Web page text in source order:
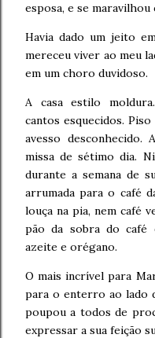
esposa, e se
Havia dado um jeito
mereceu viver ao meu
em um choro duvidoso.
A casa estilo
cantos esquecidos.
avesso desconhecido.
missa de sétimo dia.
durante a semana de
arrumada para o café
louça na pia, nem café
pão da sobra do café
azeite e orégano.
O mais incrível para
para o enterro ao lado
poupou a todos de
expressar a sua feição